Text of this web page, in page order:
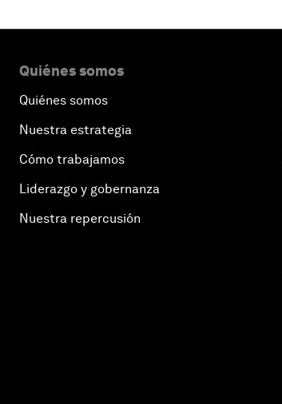
Quiénes somos
Quiénes somos
Nuestra estrategia
Cómo trabajamos
Liderazgo y gobernanza
Nuestra repercusión